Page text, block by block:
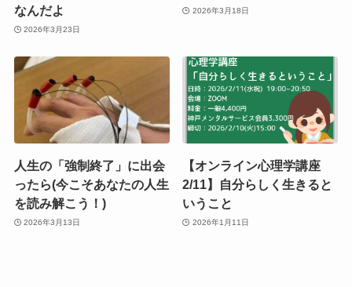
なんだよ
2026年3月23日
2026年3月18日
人生の「強制終了」に出会
ったら(今こそあなたの人生
を読み解こう！)
2026年3月13日
【オンライン心理学講座
2/11】自分らしく生きると
いうこと
2026年1月11日